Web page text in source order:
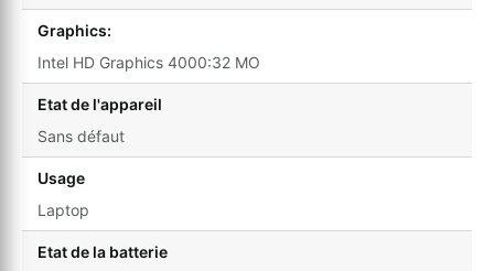
Graphics:
Intel HD Graphics 4000:32 MO
Etat de l'appareil
Sans défaut
Usage
Laptop
Etat de la batterie